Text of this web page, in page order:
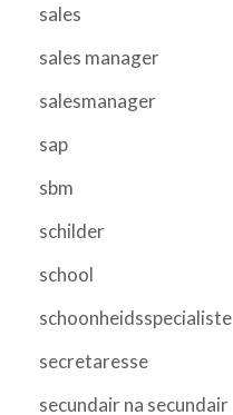
sales
sales manager
salesmanager
sap
sbm
schilder
school
schoonheidsspecialiste
secretaresse
secundair na secundair